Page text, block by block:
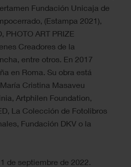
Fundación Unicaja de
(Estampa 2021),
PHOTO ART PRIZE
Creadores de la
entre otros. En 2017
en Roma. Su obra está
Cristina Masaveu
Artphilen Foundation,
La Colección de Fotolibros
Fundación DKV o la
de septiembre de 2022.